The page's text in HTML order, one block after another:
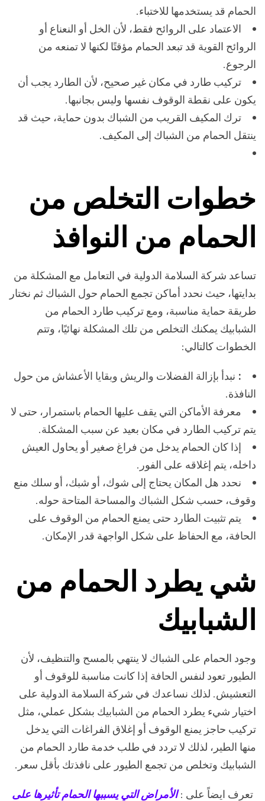
الحمام قد يستخدمها للاختباء.
الاعتماد على الروائح فقط، لأن الخل أو النعناع أو
الروائح القوية قد تبعد الحمام مؤقتًا لكنها لا تمنعه من
الرجوع.
تركيب طارد في مكان غير صحيح، لأن الطارد يجب أن
يكون على نقطة الوقوف نفسها وليس بجانبها.
ترك المكيف القريب من الشباك بدون حماية، حيث قد
ينتقل الحمام من الشباك إلى المكيف.
خطوات التخلص من
الحمام من النوافذ
تساعد شركة السلامة الدولية في التعامل مع المشكلة من
بدايتها، حيث نحدد أماكن تجمع الحمام حول الشباك ثم نختار
طريقة حماية مناسبة، ومع تركيب طارد الحمام من
الشبابيك يمكنك التخلص من تلك المشكلة نهائيًا، وتتم
الخطوات كالتالي:
: نبدأ بإزالة الفضلات والريش وبقايا الأعشاش من حول
النافذة.
معرفة الأماكن التي يقف عليها الحمام باستمرار، حتى لا
يتم تركيب الطارد في مكان بعيد عن سبب المشكلة.
إذا كان الحمام يدخل من فراغ صغير أو يحاول العيش
داخله، يتم إغلاقه على الفور.
نحدد هل المكان يحتاج إلى شوك، أو شبك، أو سلك منع
وقوف، حسب شكل الشباك والمساحة المتاحة حوله.
يتم تثبيت الطارد حتى يمنع الحمام من الوقوف على
الحافة، مع الحفاظ على شكل الواجهة قدر الإمكان.
شي يطرد الحمام من
الشبابيك
وجود الحمام على الشباك لا ينتهي بالمسح والتنظيف، لأن
الطيور تعود لنفس الحافة إذا كانت مناسبة للوقوف أو
التعشيش. لذلك نساعدك في شركة السلامة الدولية على
اختيار شيء يطرد الحمام من الشبابيك بشكل عملي، مثل
تركيب حاجز يمنع الوقوف أو إغلاق الفراغات التي يدخل
منها الطير، لذلك لا تردد في طلب خدمة طارد الحمام من
الشبابيك وتخلص من تجمع الطيور على نافذتك بأقل سعر.
تعرف ايضاً على :الأمراض التي يسببها الحمام تأثيرها على